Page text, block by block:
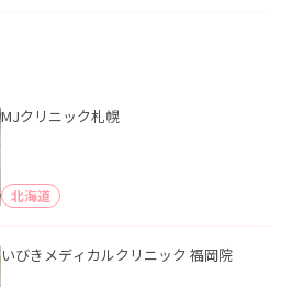
MJクリニック札幌
北海道
いびきメディカルクリニック 福岡院